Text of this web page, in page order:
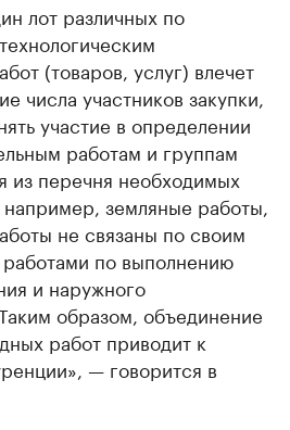
лот различных по
(товаров, услуг) влечет
числа участников закупки,
участие в определении
работам и группам
из перечня необходимых
например, земляные работы,
не связаны по своим
по выполнению
и наружного
образом, объединение
работ приводит к
— говорится в